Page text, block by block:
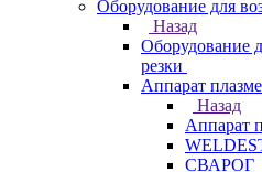
Оборудование для
Назад
Оборудование
резки
Аппарат
Назад
Аппарат
СВАРОГ